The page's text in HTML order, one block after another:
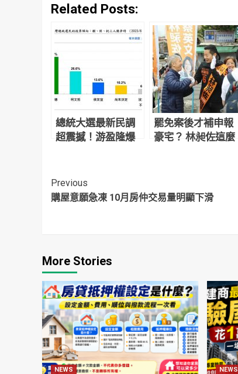
Related Posts:
總統大選最新民調
超震撼！游盈隆爆
罷免案後才補申報
豪宅？ 林昶佐這麼
Continue
Reading
Previous
購屋意願急凍 10月房仲交易量明顯下滑
More Stories
NEWS NEWS